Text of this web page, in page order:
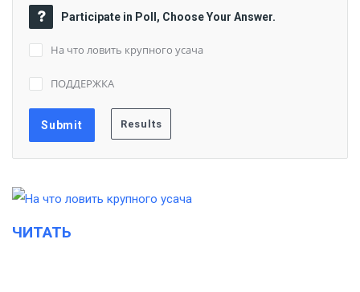
Participate in Poll, Choose Your Answer.
На что ловить крупного усача
ПОДДЕРЖКА
ЧИТАТЬ